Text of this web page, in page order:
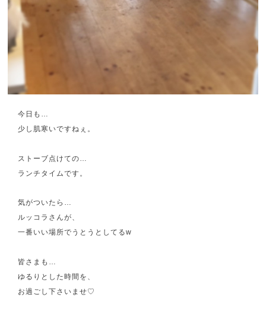
今日も…
少し肌寒いですねぇ。
ストーブ点けての…
ランチタイムです。
気がついたら…
ルッコラさんが、
一番いい場所でうとうとしてるw
皆さまも…
ゆるりとした時間を、
お過ごし下さいませ♡